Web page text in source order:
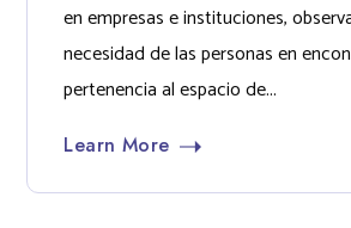
en empresas e instituciones,
necesidad de las personas en
pertenencia al espacio de...
Learn More